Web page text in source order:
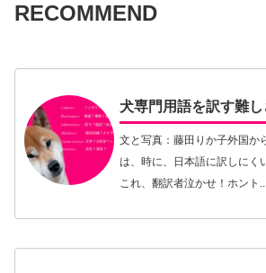
RECOMMEND
犬専門用語を訳す難し
文と写真：藤田りか子外国か
は、時に、日本語に訳しにく
これ、翻訳者泣かせ！ホント
らに…【続きを読む】